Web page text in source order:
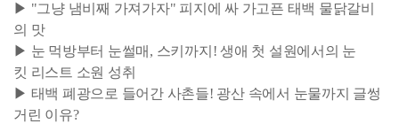
▶ "그냥 냄비째 가져가자" 피지에 싸 가고픈 태백 물닭갈비
의 맛
▶ 눈 먹방부터 눈썰매, 스키까지! 생애 첫 설원에서의 눈
킷 리스트 소원 성취
▶ 태백 폐광으로 들어간 사촌들! 광산 속에서 눈물까지 글썽
거린 이유?